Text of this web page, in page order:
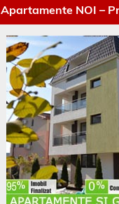
Apartamente NOI –